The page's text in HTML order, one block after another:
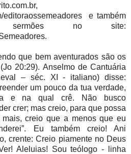
editoraossemeadores e também
sermões no site:
que bem aventurados são os
20:29). Anselmo de Cantuária
– séc. XI - italiano) disse:
um pouco da tua verdade,
e na qual crê. Não busco
crer; mas creio, para que possa
creio que a menos que eu
Eu também creio! Ani
crente: Creio piamente no Deus
Aleluias! Sou teólogo - linha